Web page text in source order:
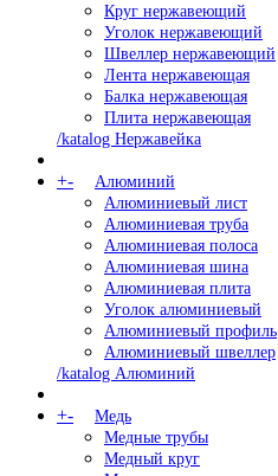
Круг нержавеющий
Уголок нержавеющий
Швеллер нержавеющий
Лента нержавеющая
Балка нержавеющая
Плита нержавеющая
/katalog Нержавейка
+-
Алюминий
Алюминиевый лист
Алюминиевая труба
Алюминиевая полоса
Алюминиевая шина
Алюминиевая плита
Уголок алюминиевый
Алюминиевый профиль
Алюминиевый швеллер
/katalog Алюминий
+-
Медь
Медные трубы
Медный круг